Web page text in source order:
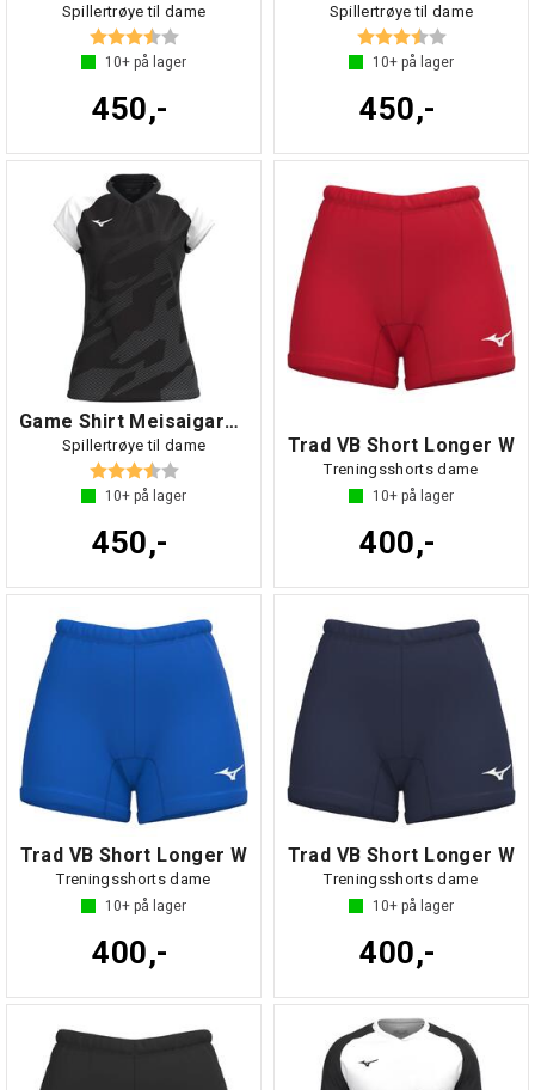
Spillertrøye til dame
Karakter: 3.6 av 5 mulige
10+ på lager
450,-
Spillertrøye til dame
Karakter: 3.6 av 5
10+ på lager
450,-
Game Shirt Meisaigara W
Spillertrøye til dame
Karakter: 3.6 av 5 mulige
10+ på lager
450,-
Trad VB Short Longer W
Treningsshorts dame
10+ på lager
400,-
Trad VB Short Longer W
Treningsshorts dame
10+ på lager
400,-
Trad VB Short Longer W
Treningsshorts dame
10+ på lager
400,-